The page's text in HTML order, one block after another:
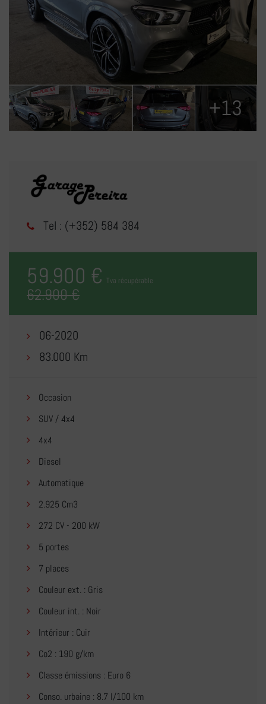
+13
Tel : (+352) 584 384
59.900 € Tva récupérable
62.900 €
06-2020
83.000 Km
Occasion
SUV / 4x4
4x4
Diesel
Automatique
2.925 Cm3
272 CV - 200 kW
5 portes
7 places
Couleur ext. : Gris
Couleur int. : Noir
Intérieur : Cuir
Co2 : 190 g/km
Classe émissions : Euro 6
Conso. urbaine : 8.7 l/100 km